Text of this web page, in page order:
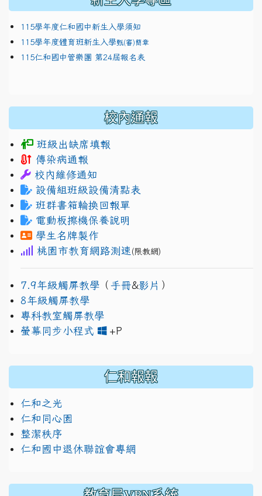
115學年度仁和國中新生入學須知
115學年度體育班新生入學甄(審)簡章
115仁和國中管樂團 第24屆報名表
校內通報
班級出缺席填報
傳染病通報
校內維修通知
設備組班級設備清點表
班群書箱輪換回報單
電動板擦機保養說明
學生名牌製作
桃園市教育網路測速 (限教網)
7.9年級觸屏教學 （ 手冊&影片 ）
8年級觸屏教學
專科教室觸屏教學
螢幕同步小程式
+P
仁和報報
仁和之光
仁和同心園
整潔秩序
仁和國中退休聯誼會專網